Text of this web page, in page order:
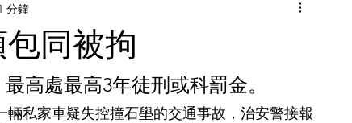
用資源包 YMCA MACAU
同被拘
分鐘
高處最高3年徒刑或科罰金。
輛私家車疑失控撞石壆的交通事故，治安警接報